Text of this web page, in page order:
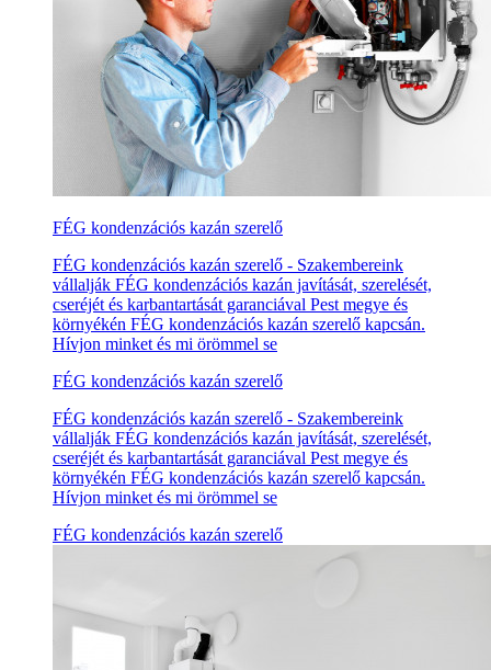
FÉG kondenzációs kazán szerelő
FÉG kondenzációs kazán szerelő - Szakembereink
vállalják FÉG kondenzációs kazán javítását, szerelését,
cseréjét és karbantartását garanciával Pest megye és
környékén FÉG kondenzációs kazán szerelő kapcsán.
Hívjon minket és mi örömmel se
FÉG kondenzációs kazán szerelő
FÉG kondenzációs kazán szerelő - Szakembereink
vállalják FÉG kondenzációs kazán javítását, szerelését,
cseréjét és karbantartását garanciával Pest megye és
környékén FÉG kondenzációs kazán szerelő kapcsán.
Hívjon minket és mi örömmel se
FÉG kondenzációs kazán szerelő